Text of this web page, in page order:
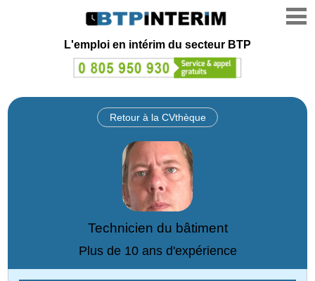
L'emploi en intérim du secteur BTP
Retour à la CVthèque
Technicien du bâtiment
Plus de 10 ans d'expérience